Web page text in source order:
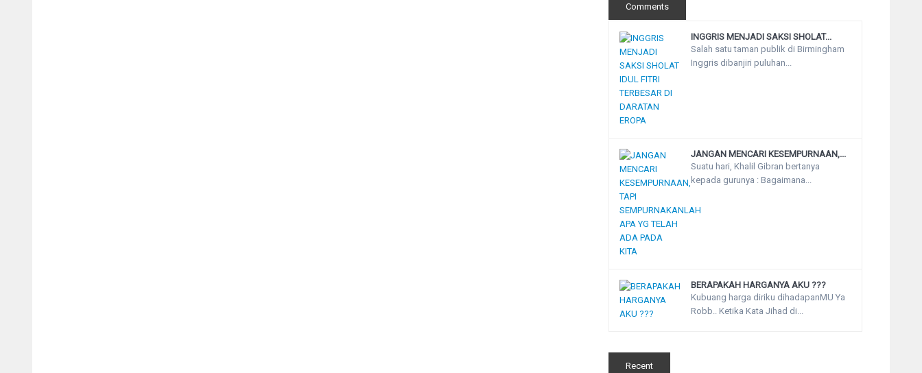
Comments
INGGRIS MENJADI SAKSI SHOLAT...
Salah satu taman publik di Birmingham
Inggris dibanjiri puluhan...
JANGAN MENCARI KESEMPURNAAN,...
Suatu hari, Khalil Gibran bertanya
kepada gurunya : Bagaimana...
BERAPAKAH HARGANYA AKU ???
Kubuang harga diriku dihadapanMU Ya
Robb.. Ketika Kata Jihad di...
Recent